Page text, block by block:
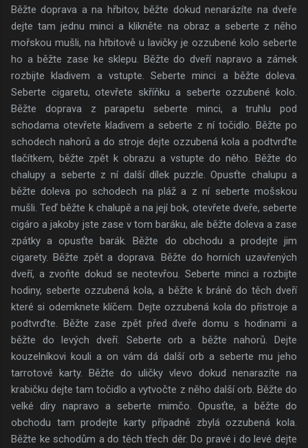
Běžte doprava a na hřbitov, běžte dokud nenarázíte na dveře
dejte tam jednu minci a klikněte na obraz a seberte z něho
mořskou mušli, na hřbitově u lavičky je ozzubené kolo seberte
ho a běžte zase ke sklepu. Běžte do dveří napravo a zámek
rozbijte kladivem a vstupte. Seberte minci a běžte doleva.
Seberte cigaretu, otevřete skříňku a seberte ozzubené kolo.
Běžte doprava z parapetu seberte minci, a truhlu pod
schodama otevřete kladivem a seberte z ní točidlo. Běžte po
schodech nahorů a do stroje dejte ozzubená kola a podtvrďte
tlačítkem, běžte zpět k obrazu a vstupte do něho. Běžte do
chalupy a seberte z ní další dílek puzzle. Opusťte chalupu a
běžte doleva po schodech na pláž a z ní seberte mošskou
mušli. Teď běžte k chalupě a na její bok, otevřete dveře, seberte
cigáro a jakoby jste zase v tom baráku, ale běžte doleva a zase
zpátky a opusťte barák. Běžte do obchodu a prodejte jim
cigarety. Běžte zpět a doprava. Běžte do horních uzavřených
dveří, a zvoňte dokud se neotevřou. Seberte minci a rozbijte
hodiny, seberte ozzubená kola, a běžte k bráně do těch dveří
které si odemknete klíčem. Dejte ozzubená kola do přístroje a
podtvrďte. Běžte zase zpět před dveře domu s hodinami a
běžte do levých dveří. Seberte orb a běžte nahorů. Dejte
kouzelníkovi kouli a on vám dá další orb a seberte mu jeho
tarrotové karty. Běžte do uličky vlevo dokud nenarazíte na
krabičku dejte tam točidlo a vytvočte z něho další orb. Běžte do
velké díry napravo a seberte mimčo. Opusťte, a běžte do
obchodu tam prodejte karty případně zbylá ozzubená kola.
Běžte ke schodům a do těch třech děr. Do pravé i do levé dejte